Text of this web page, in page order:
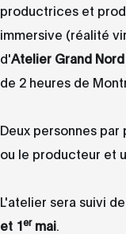
productrices et
immersive (réalité
d'Atelier Grand Nord
de 2 heures de
Deux personnes
ou le producteur et
L'atelier sera suivi
et 1er mai.